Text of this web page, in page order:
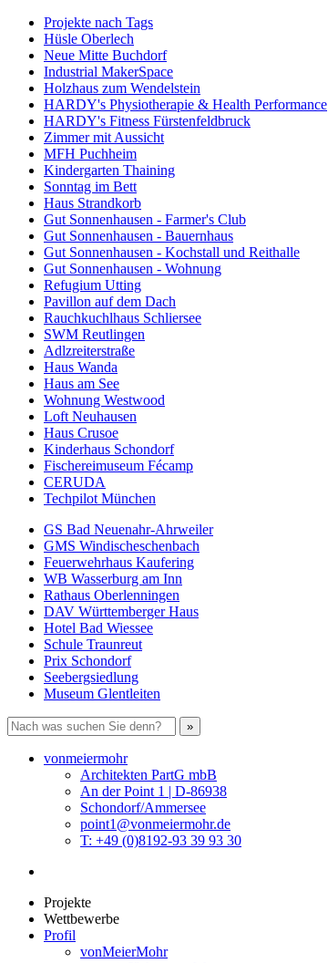
Projekte nach Tags
Hüsle Oberlech
Neue Mitte Buchdorf
Industrial MakerSpace
Holzhaus zum Wendelstein
HARDY's Physiotherapie & Health Performance
HARDY's Fitness Fürstenfeldbruck
Zimmer mit Aussicht
MFH Puchheim
Kindergarten Thaining
Sonntag im Bett
Haus Strandkorb
Gut Sonnenhausen - Farmer's Club
Gut Sonnenhausen - Bauernhaus
Gut Sonnenhausen - Kochstall und Reithalle
Gut Sonnenhausen - Wohnung
Refugium Utting
Pavillon auf dem Dach
Rauchkuchlhaus Schliersee
SWM Reutlingen
Adlzreiterstraße
Haus Wanda
Haus am See
Wohnung Westwood
Loft Neuhausen
Haus Crusoe
Kinderhaus Schondorf
Fischereimuseum Fécamp
CERUDA
Techpilot München
GS Bad Neuenahr-Ahrweiler
GMS Windischeschenbach
Feuerwehrhaus Kaufering
WB Wasserburg am Inn
Rathaus Oberlenningen
DAV Württemberger Haus
Hotel Bad Wiessee
Schule Traunreut
Prix Schondorf
Seebergsiedlung
Museum Glentleiten
vonmeiermohr
Architekten PartG mbB
An der Point 1 | D-86938
Schondorf/Ammersee
point1@vonmeiermohr.de
T: +49 (0)8192-93 39 93 30
Projekte
Wettbewerbe
Profil
vonMeierMohr